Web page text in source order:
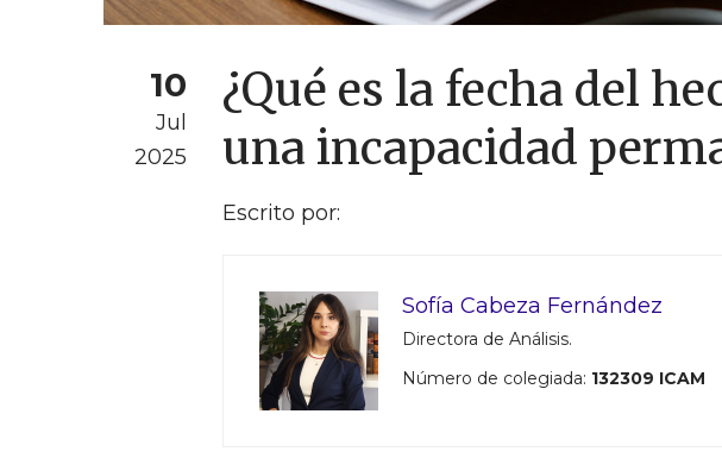
10
Jul
2025
¿Qué es la fecha del
una incapacidad
Escrito por:
Sofía Cabeza Fernández
Directora de Análisis.
Número de colegiada: 132309 ICAM